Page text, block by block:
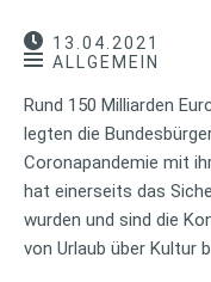
13.04.2021
ALLGEMEIN
Rund 150 Milliarden
legten die
Coronapandemie mit
hat einerseits das
wurden und sind die
von Urlaub über Kultur